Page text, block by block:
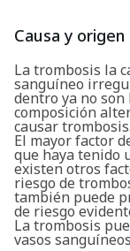
Causa y origen
La trombosis la
sanguíneo
dentro ya no son
composición
causar trombosis.
El mayor factor
que haya tenido
existen otros
riesgo de
también puede
de riesgo
La trombosis
vasos